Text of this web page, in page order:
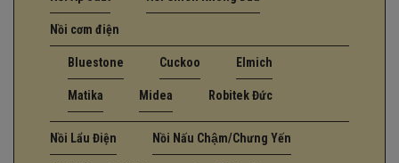
Nồi cơm điện
Bluestone Cuckoo Elmich
Matika Midea Robitek Đức
Nồi Lẩu Điện Nồi Nấu Chậm/Chưng Yến